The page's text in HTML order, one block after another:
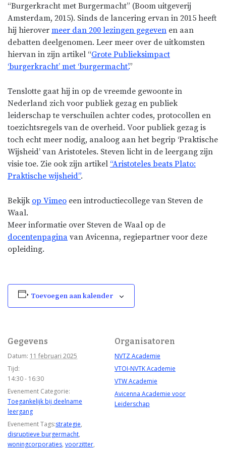
“Burgerkracht met Burgermacht” (Boom uitgeverij
Amsterdam, 2015). Sinds de lancering ervan in 2015 heeft
hij hierover meer dan 200 lezingen gegeven en aan
debatten deelgenomen. Leer meer over de uitkomsten
hiervan in zijn artikel “Grote Publieksimpact
‘burgerkracht’ met ‘burgermacht’.”
Tenslotte gaat hij in op de vreemde gewoonte in
Nederland zich voor publiek gezag en publiek
leiderschap te verschuilen achter codes, protocollen en
toezichtsregels van de overheid. Voor publiek gezag is
toch echt meer nodig, analoog aan het begrip ‘Praktische
Wijsheid’ van Aristoteles. Steven licht in de leergang zijn
visie toe. Zie ook zijn artikel “Aristoteles beats Plato:
Praktische wijsheid”.
Bekijk op Vimeo een introductiecollege van Steven de
Waal.
Meer informatie over Steven de Waal op de
docentenpagina van Avicenna, regiepartner voor deze
opleiding.
Toevoegen aan kalender
Gegevens
Datum: 11 februari 2025
Tijd:
14:30 - 16:30
Evenement Categorie:
Toegankelijk bij deelname
leergang
Evenement Tags:strategie,
disruptieve burgermacht,
woningcorporaties, voorzitter,
Organisatoren
NVTZ Academie
VTOI-NVTK Academie
VTW Academie
Avicenna Academie voor
Leiderschap